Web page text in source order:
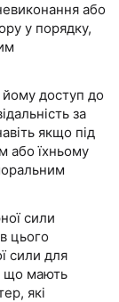
або
у порядку,
доступ до
за
якщо під
або їхньому
сили
цього
сили для
що мають
які